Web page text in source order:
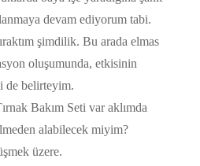
devam ediyorum tabi.
şimdilik. Bu arada elmas
oluşumunda, etkisinin
de belirteyim.
Bakım Seti var aklımda
alabilecek miyim?
üzere.